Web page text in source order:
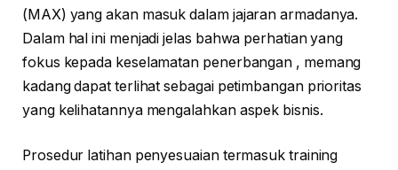
(MAX) yang akan masuk dalam jajaran armadanya.
Dalam hal ini menjadi jelas bahwa perhatian yang
fokus kepada keselamatan penerbangan , memang
kadang dapat terlihat sebagai petimbangan prioritas
yang kelihatannya mengalahkan aspek bisnis.
Prosedur latihan penyesuaian termasuk training